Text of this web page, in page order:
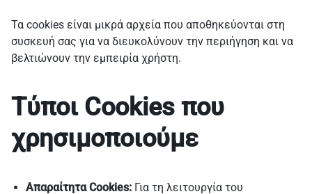
Τα cookies είναι μικρά αρχεία που αποθηκεύονται στη
συσκευή σας για να διευκολύνουν την περιήγηση και να
βελτιώνουν την εμπειρία χρήστη.
Τύποι Cookies που
χρησιμοποιούμε
Απαραίτητα Cookies:Για τη λειτουργία του